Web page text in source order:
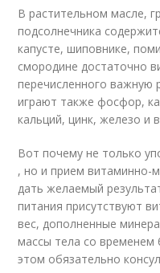
В растительном масле,
подсолнечника
капусте, шиповнике,
смородине достаточно
перечисленного важную
играют также фосфор,
кальций, цинк, железо и
Вот почему не только
, но и прием витаминно-
дать желаемый
питания присутствуют
вес, дополненные
массы тела со временем
этом обязательно